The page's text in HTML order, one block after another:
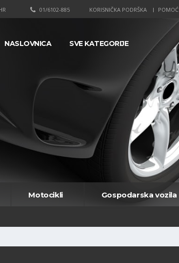
KORISNIČKA PODRŠKA POMOĆ
01/6102-885
NASLOVNICA SVE KATEGORIJE
Motocikli Gospodarska vozila